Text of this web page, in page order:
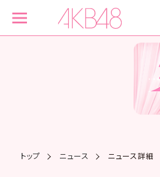
トップ ニュース ニュース詳細